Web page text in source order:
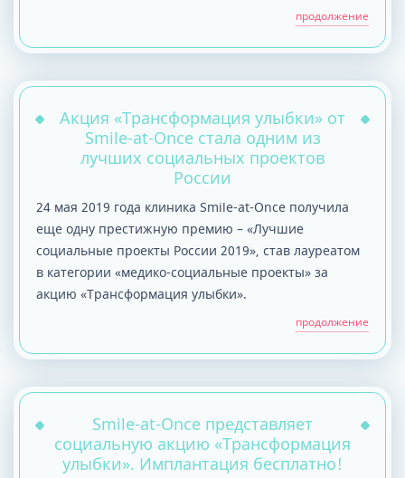
продолжение
Акция «Трансформация улыбки» от
Smile-at-Once стала одним из
лучших социальных проектов
России
24 мая 2019 года клиника Smile-at-Once получила
еще одну престижную премию – «Лучшие
социальные проекты России 2019», став лауреатом
в категории «медико-социальные проекты» за
акцию «Трансформация улыбки».
продолжение
Smile-at-Once представляет
социальную акцию «Трансформация
улыбки». Имплантация бесплатно!